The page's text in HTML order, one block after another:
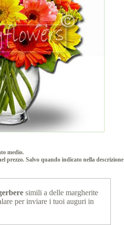
medio.
prezzo. Salvo quando indicato nella descrizione
simili a delle margherite
per inviare i tuoi auguri in